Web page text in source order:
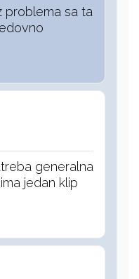
problema sa ta
generalna
jedan klip